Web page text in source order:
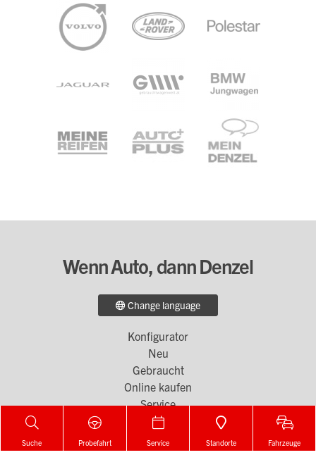
Wenn Auto, dann Denzel
Footer
Menü
1
Konfigurator
Gebraucht
Online kaufen
Suche Probefahrt Service Standorte Fahrzeuge